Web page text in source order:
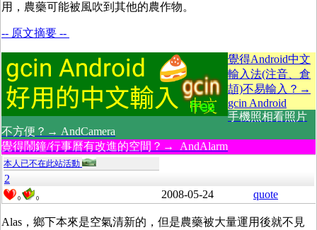
用，農藥可能被風吹到其他的農作物。
-- 原文摘要 --
覺得Android中文
輸入法(注音、倉
頡)不易輸入？→
gcin Android
手機照相看照片
不方便？→ AndCamera
覺得鬧鐘/行事曆有改進的空間？→ AndAlarm
本人已不在此站活動
2
0 0 2008-05-24 quote
Alas，鄉下本來是空氣清新的，但是農藥被大量運用後就不見